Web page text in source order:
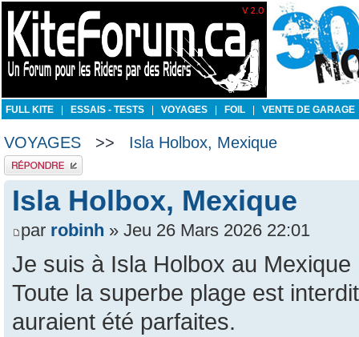
FULL KITE ESSAIS - TESTS VOYAGES FOIL VENTE DE GARAGE
VOYAGES >> Isla Holbox, Mexique
Publier une réponse
Isla Holbox, Mexique
par robinh » Jeu 26 Mars 2026 22:01
Je suis à Isla Holbox au Mexique
Toute la superbe plage est
auraient été parfaites.